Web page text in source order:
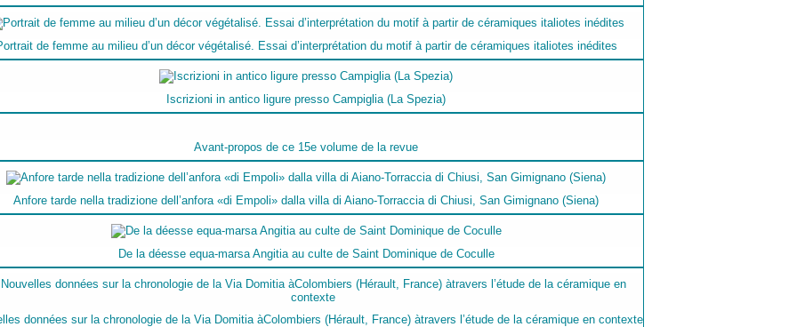
de femme au milieu d’un décor végétalisé. Essai d’interprétation du motif à partir de céramiques italiotes inédites
Iscrizioni in antico ligure presso Campiglia (La Spezia)
Avant-propos de ce 15e volume de la revue
Anfore tarde nella tradizione dell’anfora «di Empoli» dalla villa di Aiano-Torraccia di Chiusi, San Gimignano (Siena)
De la déesse equa-marsa Angitia au culte de Saint Dominique de Coculle
données sur la chronologie de la Via Domitia àColombiers (Hérault, France) àtravers l’étude de la céramique en contexte